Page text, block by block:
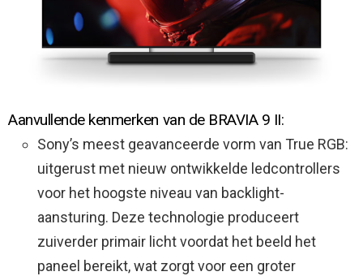
Aanvullende kenmerken van de BRAVIA 9 II:
Sony’s meest geavanceerde vorm van True RGB:
uitgerust met nieuw ontwikkelde ledcontrollers
voor het hoogste niveau van backlight-
aansturing. Deze technologie produceert
zuiverder primair licht voordat het beeld het
paneel bereikt, wat zorgt voor een groter